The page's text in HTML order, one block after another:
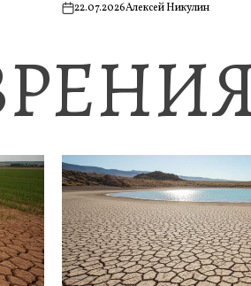
on22.07.2026Алексей Никулин